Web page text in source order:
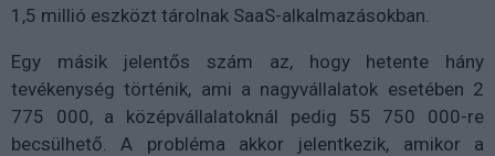
1,5 millió eszközt tárolnak SaaS-alkalmazásokban.
Egy másik jelentős szám az, hogy hetente hány
tevékenység történik, ami a nagyvállalatok esetében 2
775 000, a középvállalatoknál pedig 55 750 000-re
becsülhető. A probléma akkor jelentkezik, amikor a